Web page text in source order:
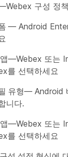
구성 정책
— Android
—Webex 또는
를 선택하세요
유형— Android
니다.
—Webex 또는
를 선택하세요